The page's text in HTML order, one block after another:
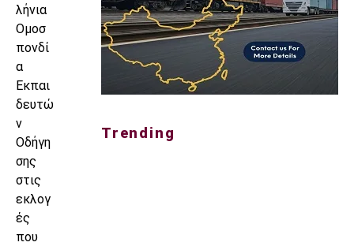
λήνια
Ομοσ
πονδί
α
Εκπαι
δευτώ
ν
Οδήγη
σης
στις
εκλογ
ές
που
Trending